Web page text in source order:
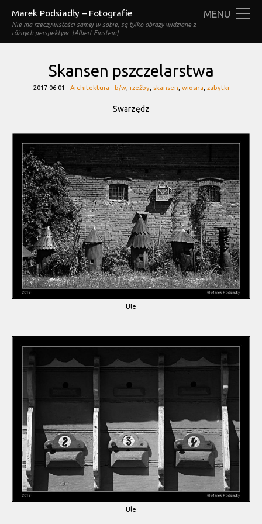
Marek Podsiadły – Fotografie
Nie ma rzeczywistości samej w sobie, są tylko obrazy widziane z
różnych perspektyw. [Albert Einstein]
MENU
Skansen pszczelarstwa
2017-06-01 - Categories
Architektura - Tags
b/w, rzeźby, skansen wiosna zabytki
Swarzędz
Ule
Ule